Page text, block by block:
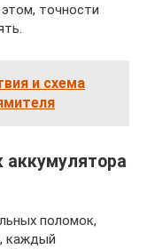
точности
и схема
аккумулятора
поломок,
каждый